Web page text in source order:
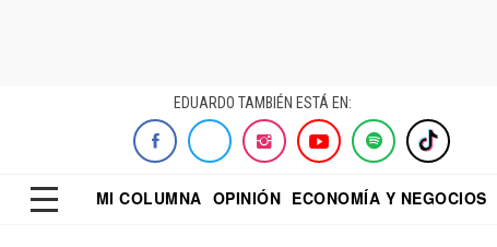
EDUARDO TAMBIÉN ESTÁ EN:
MI COLUMNA OPINIÓN ECONOMÍA Y NEGOCIOS